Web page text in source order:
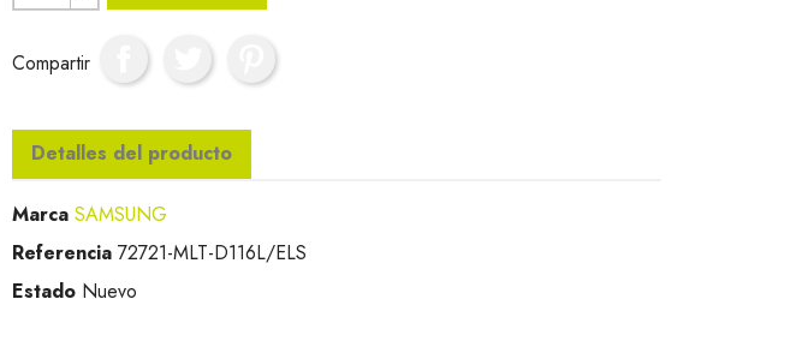
Compartir
Detalles del producto
Marca SAMSUNG
Referencia 72721-MLT-D116L/ELS
Estado Nuevo